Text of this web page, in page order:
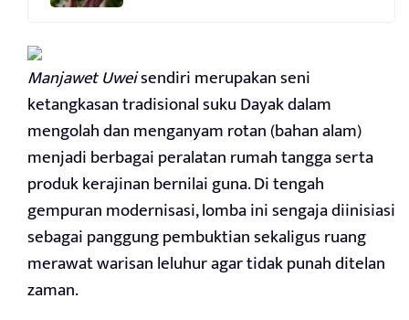
Manjawet Uweisendiri merupakan seni
ketangkasan tradisional suku Dayak dalam
mengolah dan menganyam rotan (bahan alam)
menjadi berbagai peralatan rumah tangga serta
produk kerajinan bernilai guna. Di tengah
gempuran modernisasi, lomba ini sengaja diinisiasi
sebagai panggung pembuktian sekaligus ruang
merawat warisan leluhur agar tidak punah ditelan
zaman.